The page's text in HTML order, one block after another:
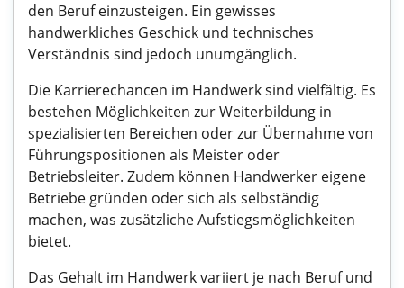
den Beruf einzusteigen. Ein gewisses
handwerkliches Geschick und technisches
Verständnis sind jedoch unumgänglich.
Die Karrierechancen im Handwerk sind vielfältig. Es
bestehen Möglichkeiten zur Weiterbildung in
spezialisierten Bereichen oder zur Übernahme von
Führungspositionen als Meister oder
Betriebsleiter. Zudem können Handwerker eigene
Betriebe gründen oder sich als selbständig
machen, was zusätzliche Aufstiegsmöglichkeiten
bietet.
Das Gehalt im Handwerk variiert je nach Beruf und